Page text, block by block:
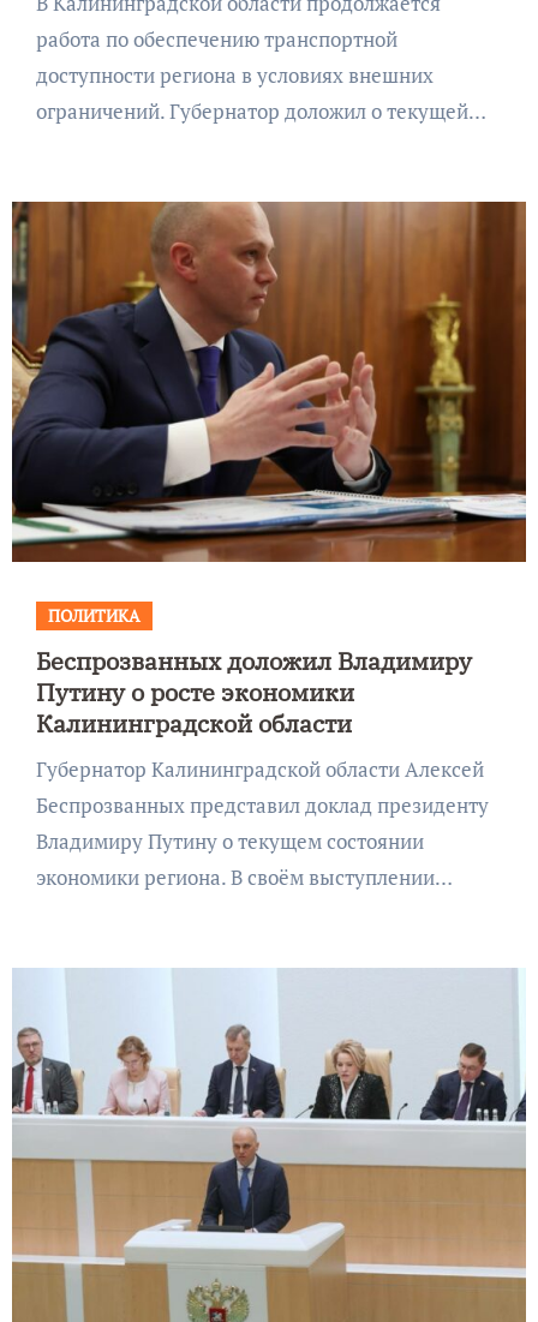
работа по обеспечению транспортной
доступности региона в условиях внешних
ограничений. Губернатор доложил о текущей…
ПОЛИТИКА
Беспрозванных доложил Владимиру
Путину о росте экономики
Калининградской области
Губернатор Калининградской области Алексей
Беспрозванных представил доклад президенту
Владимиру Путину о текущем состоянии
экономики региона. В своём выступлении…